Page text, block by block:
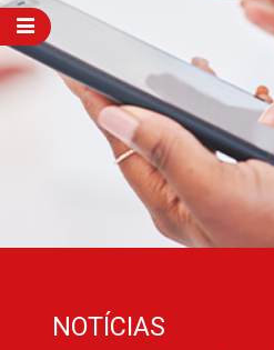
NOTÍCIAS